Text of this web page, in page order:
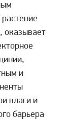
оказывает
и
влаги и
барьера